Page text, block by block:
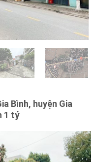
Bình, huyện Gia
1 tỷ